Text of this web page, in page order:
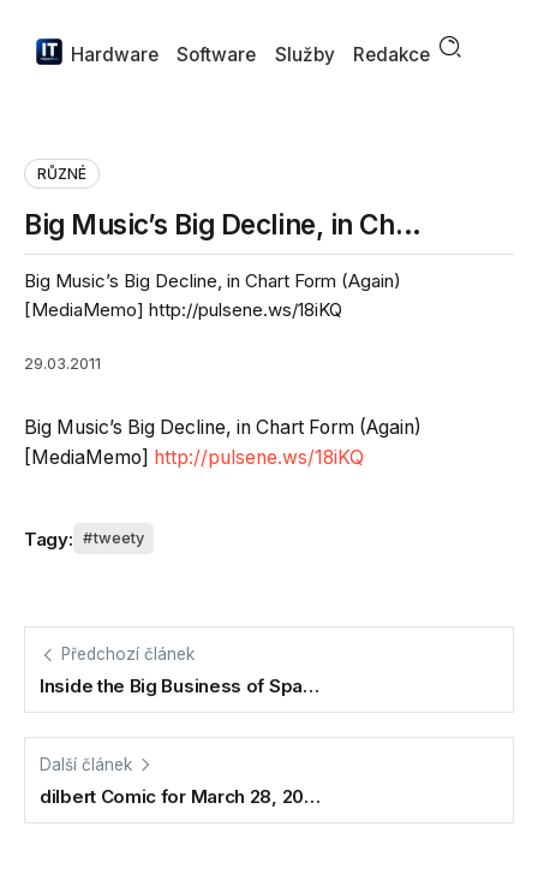
Hardware Software Služby Redakce
RŮZNÉ
Big Music’s Big Decline, in Ch…
Big Music’s Big Decline, in Chart Form (Again)
[MediaMemo] http://pulsene.ws/18iKQ
29.03.2011
Big Music’s Big Decline, in Chart Form (Again)
[MediaMemo] http://pulsene.ws/18iKQ
Tagy: tweety
Předchozí článek
Inside the Big Business of Spa…
Další článek
dilbert Comic for March 28, 20…